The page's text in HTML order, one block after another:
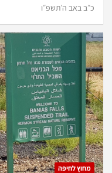
כ״ב באב ה׳תשפ״ו
מחוץ לחיפה